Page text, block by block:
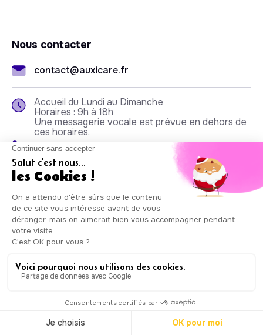
Nous contacter
contact@auxicare.fr
Accueil du Lundi au Dimanche
Horaires : 9h à 18h
Une messagerie vocale est prévue en dehors de
ces horaires.
01.83.64.70.84
Nos agréments
Les agences Auxicare
régionale
l'emploi, du travail et
des solidarités) pour